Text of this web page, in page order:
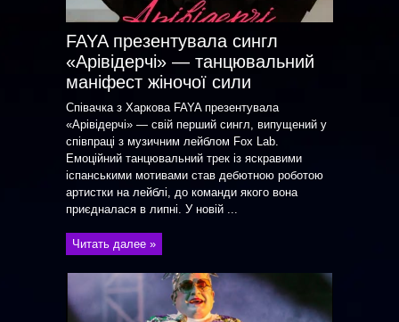
FAYA презентувала сингл
«Арівідерчі» — танцювальний
маніфест жіночої сили
Співачка з Харкова FAYA презентувала
«Арівідерчі» — свій перший сингл, випущений у
співпраці з музичним лейблом Fox Lab.
Емоційний танцювальний трек із яскравими
іспанськими мотивами став дебютною роботою
артистки на лейблі, до команди якого вона
приєдналася в липні. У новій ...
Читать далее »